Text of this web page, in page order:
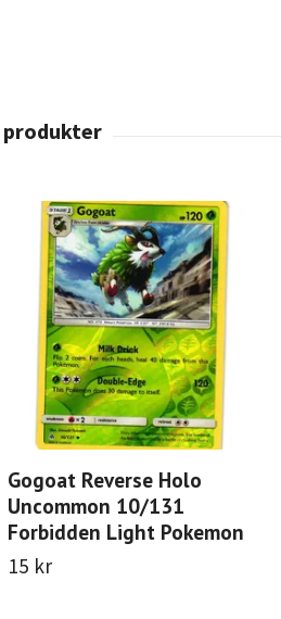
Gogoat Reverse Holo
Uncommon 10/131
Forbidden Light Pokemon
15 kr